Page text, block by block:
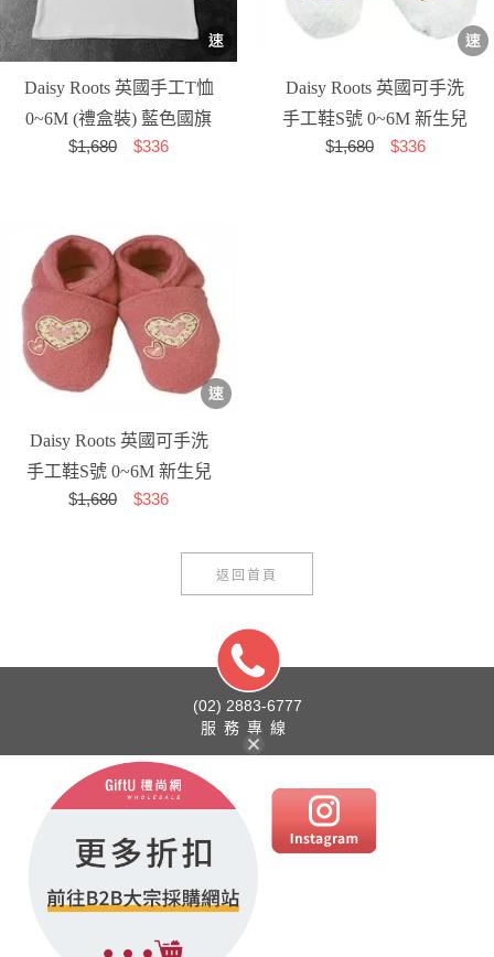
Daisy Roots 英國手工T恤
0~6M (禮盒裝) 藍色國旗
$1,680 $336
Daisy Roots 英國可手洗
手工鞋S號 0~6M 新生兒
- 白色小熊 L...
$1,680$336
Daisy Roots 英國可手洗
手工鞋S號 0~6M 新生兒
- 綿綿愛心 L...
$1,680 $336
返回首頁
(02) 2883-6777
服務專線